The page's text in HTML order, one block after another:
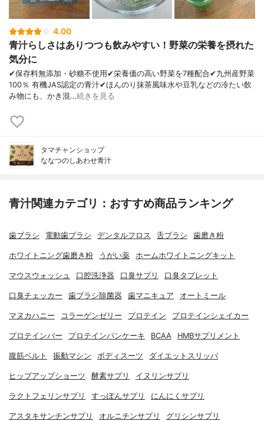
4.00
青汁らしさはありつつも飲みやすい！野菜の栄養を摂れた
気分に
✔︎保存料無添加・砂糖不使用✔︎栄養価の高い野菜を7種配合✔︎九州産野菜
100％ 有機JAS認定の青汁✔︎ほんのり抹茶風味水や豆乳などの冷たい飲
み物にも、かき混…続きを見る
タマチャンショップ
ななつのしあわせ青汁
青汁関連カテゴリ：おすすめ商品ランキング
歯ブラシ 電動歯ブラシ デンタルフロス 舌ブラシ 歯磨き粉
ホワイトニング歯磨き粉 うがい薬 ホームホワイトニングキット
マウスウォッシュ 口腔洗浄器 口臭サプリ 口臭タブレット
口臭チェッカー 歯ブラシ除菌器 歯マニキュア オートミール
マヌカハニー コラーゲンゼリー プロテイン プロテインシェイカー
プロテインバー プロテインパンケーキ BCAA HMBサプリメント
腹筋ベルト 振動マシン ボディスーツ ダイエットスリッパ
ヒップアップショーツ 酵素サプリ イヌリンサプリ
ラクトフェリンサプリ すっぽんサプリ にんにくサプリ
アスタキサンチンサプリ オルニチンサプリ グリシンサプリ